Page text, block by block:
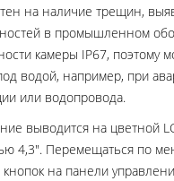
на наличие трещин,
в промышленном
камеры IP67, поэтому
водой, например, при
или водопровода.
выводится на цветной
4,3". Перемещаться по
на панели